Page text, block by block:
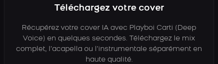
Téléchargez votre cover
Récupérez votre cover IA avec Playboi Carti (Deep
Voice) en quelques secondes. Téléchargez le mix
complet, l’acapella ou l’instrumentale séparément en
haute qualité.